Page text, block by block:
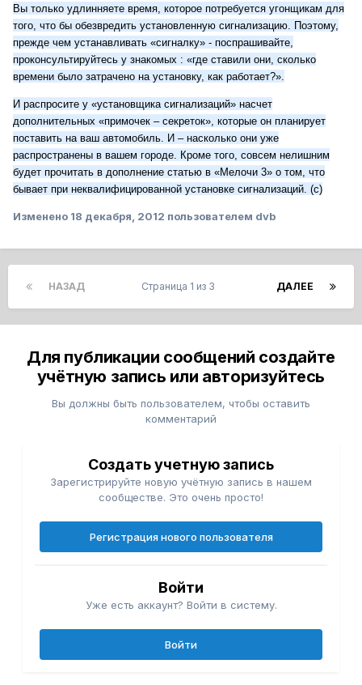
Вы только удлинняете время, которое потребуется угонщикам для
того, что бы обезвредить установленную сигнализацию. Поэтому,
прежде чем устанавливать «сигналку» - поспрашивайте,
проконсультируйтесь у знакомых : «где ставили они, сколько
времени было затрачено на установку, как работает?».
И распросите у «установщика сигнализаций» насчет
дополнительных «примочек – секреток», которые он планирует
поставить на ваш автомобиль. И – насколько они уже
распространены в вашем городе. Кроме того, совсем нелишним
будет прочитать в дополнение статью в «Мелочи 3» о том, что
бывает при неквалифицированной установке сигнализаций. (с)
Изменено 18 декабря, 2012 пользователем dvb
НАЗАД ДАЛЕЕ
Страница 1 из 3
Для публикации сообщений создайте
учётную запись или авторизуйтесь
Вы должны быть пользователем, чтобы оставить
комментарий
Создать учетную запись
Зарегистрируйте новую учётную запись в нашем
сообществе. Это очень просто!
Регистрация нового пользователя
Войти
Уже есть аккаунт? Войти в систему.
Войти